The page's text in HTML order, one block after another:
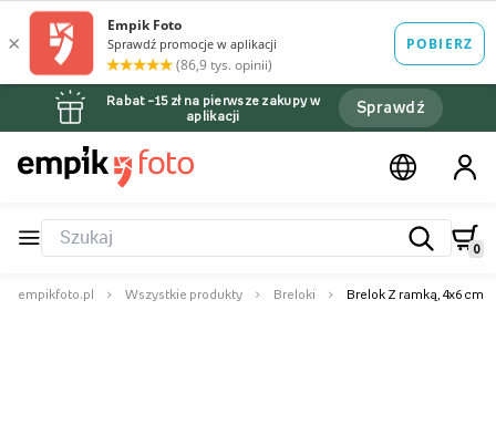
Rabat –15 zł na pierwsze zakupy w
aplikacji
Sprawdź
0
empikfoto.pl Wszystkie produkty Breloki Brelok Z ramką, 4x6 cm